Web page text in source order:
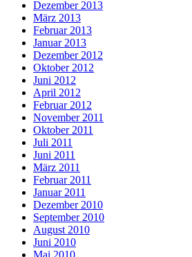
Dezember 2013
März 2013
Februar 2013
Januar 2013
Dezember 2012
Oktober 2012
Juni 2012
April 2012
Februar 2012
November 2011
Oktober 2011
Juli 2011
Juni 2011
März 2011
Februar 2011
Januar 2011
Dezember 2010
September 2010
August 2010
Juni 2010
Mai 2010